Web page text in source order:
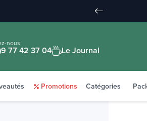
nous
77 42 37 04 Le Journal
Promotions Catégories